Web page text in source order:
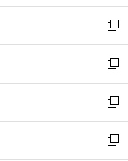
ウ
ィ
ン
ド
ウ
で
開
く
し
い
ウ
ィ
ン
ド
ウ
で
新
し
い
ウ
ィ
ン
ド
新
し
い
ウ
ィ
新
し
い
新